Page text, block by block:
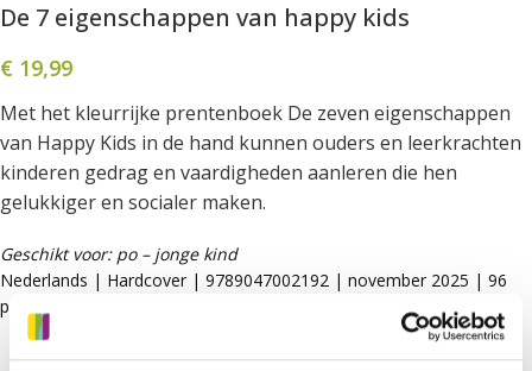
De 7 eigenschappen van happy kids
€ 19,99
Met het kleurrijke prentenboek De zeven eigenschappen
van Happy Kids in de hand kunnen ouders en leerkrachten
kinderen gedrag en vaardigheden aanleren die hen
gelukkiger en socialer maken.
Geschikt voor: po – jonge kind
Nederlands | Hardcover | 9789047002192 | november 2025 | 96
pagina’s